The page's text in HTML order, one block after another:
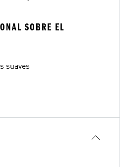
SOBRE EL
suaves